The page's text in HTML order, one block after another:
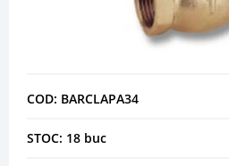
COD: BARCLAPA34
STOC: 18 buc